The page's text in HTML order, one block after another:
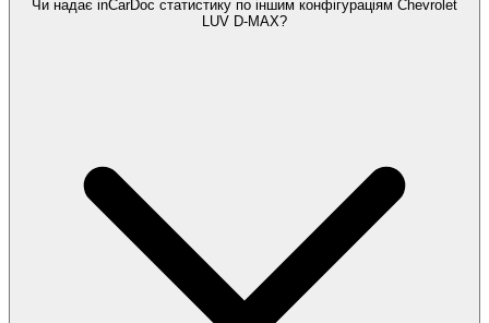
Чи надає inCarDoc статистику по іншим конфігураціям Chevrolet
LUV D-MAX?